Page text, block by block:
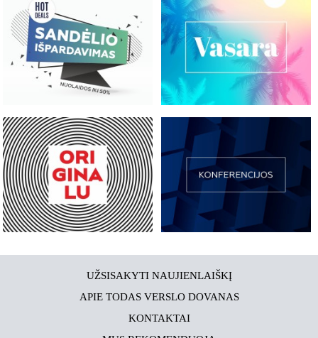
UŽSISAKYTI NAUJIENLAIŠKĮ
APIE TODAS VERSLO DOVANAS
KONTAKTAI